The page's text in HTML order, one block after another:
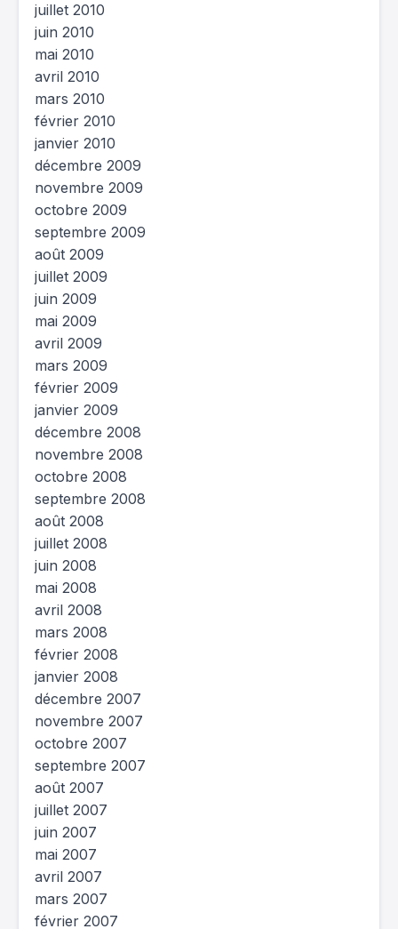
juillet 2010
juin 2010
mai 2010
avril 2010
mars 2010
février 2010
janvier 2010
décembre 2009
novembre 2009
octobre 2009
septembre 2009
août 2009
juillet 2009
juin 2009
mai 2009
avril 2009
mars 2009
février 2009
janvier 2009
décembre 2008
novembre 2008
octobre 2008
septembre 2008
août 2008
juillet 2008
juin 2008
mai 2008
avril 2008
mars 2008
février 2008
janvier 2008
décembre 2007
novembre 2007
octobre 2007
septembre 2007
août 2007
juillet 2007
juin 2007
mai 2007
avril 2007
mars 2007
février 2007